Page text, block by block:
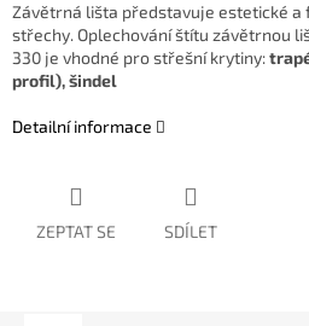
Závětrná lišta představuje estetické a
střechy. Oplechování štítu závětrnou
330 je vhodné pro střešní krytiny:
profil), šindel
Detailní informace
ZEPTAT SE SDÍLET